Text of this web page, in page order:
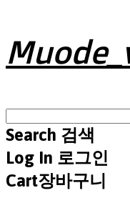
Search 검색
Log In 로그인
Cart장바구니